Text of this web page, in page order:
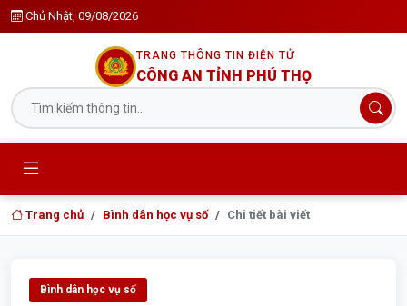
Chủ Nhật, 09/08/2026
TRANG THÔNG TIN ĐIỆN TỬ
CÔNG AN TỈNH PHÚ THỌ
Trang chủ Bình dân học vụ số Chi tiết bài viết
Bình dân học vụ số